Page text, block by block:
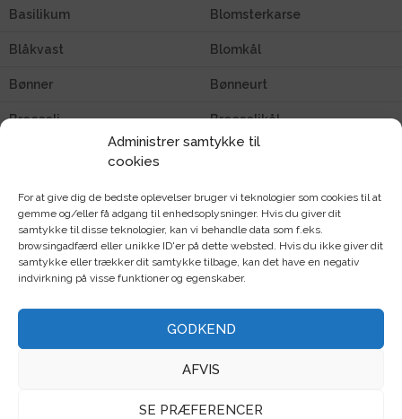
Administrer samtykke til
cookies
For at give dig de bedste oplevelser bruger vi teknologier som cookies til at
gemme og/eller få adgang til enhedsoplysninger. Hvis du giver dit
samtykke til disse teknologier, kan vi behandle data som f.eks.
browsingadfærd eller unikke ID'er på dette websted. Hvis du ikke giver dit
samtykke eller trækker dit samtykke tilbage, kan det have en negativ
indvirkning på visse funktioner og egenskaber.
GODKEND
AFVIS
SE PRÆFERENCER
Basilikum Blomsterkarse
Blåkvast Blomkål
Bønner Bønneurt
Broccoli Broccolikål
Cosmos Courgette
Dild Edderkoppeblomst
Fennikel
Græskar